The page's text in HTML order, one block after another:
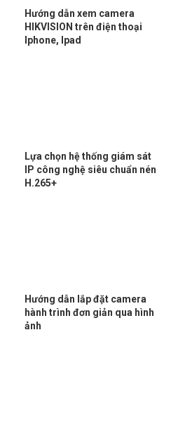
Hướng dẫn xem camera
HIKVISION trên điện thoại
Iphone, Ipad
Lựa chọn hệ thống giám sát
IP công nghệ siêu chuẩn nén
H.265+
Hướng dẫn lắp đặt camera
hành trình đơn giản qua hình
ảnh